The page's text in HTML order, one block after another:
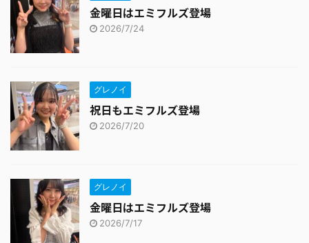
金曜日はエミフルズ登場
2026/7/24
グレノイ
祝日もエミフルズ登場
2026/7/20
グレノイ
金曜日はエミフルズ登場
2026/7/17